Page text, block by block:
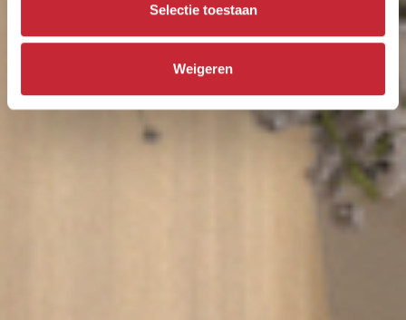
Selectie toestaan
Weigeren